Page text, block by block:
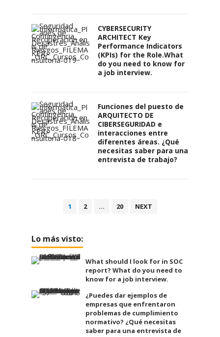
CYBERSECURITY
ARCHITECT Key
Performance Indicators
(KPIs) for the Role.What
do you need to know for
a job interview.
Funciones del puesto de
ARQUITECTO DE
CIBERSEGURIDAD e
interacciones entre
diferentes áreas. ¿Qué
necesitas saber para una
entrevista de trabajo?
1 2 … 20 NEXT
Lo más visto:
What should I look for in SOC
report? What do you need to
know for a job interview.
¿Puedes dar ejemplos de
empresas que enfrentaron
problemas de cumplimiento
normativo? ¿Qué necesitas
saber para una entrevista de